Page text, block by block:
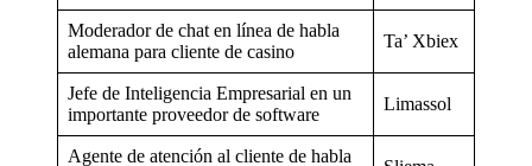
Moderador de chat en línea de habla
alemana para cliente de casino
Ta’ Xbiex
Jefe de Inteligencia Empresarial en un
importante proveedor de software
Limassol
Agente de atención al cliente de habla